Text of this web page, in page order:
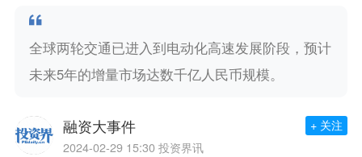
全球两轮交通已进入到电动化高速发展阶段，预计
未来5年的增量市场达数千亿人民币规模。
融资大事件
2024-02-29 15:30 投资界讯
+ 关注